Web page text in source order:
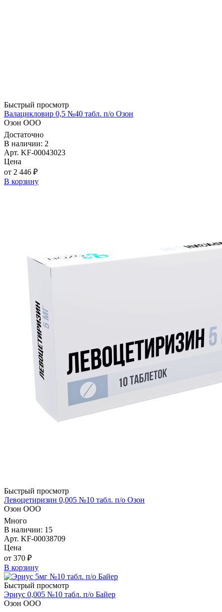
Быстрый просмотр
Валацикловир 0,5 №40 табл. п/о Озон
Озон ООО
Достаточно
В наличии: 2
Арт. KF-00043023
Цена
от 2 446 ₽
В корзину
Быстрый просмотр
Левоцетиризин 0,005 №10 табл. п/о Озон
Озон ООО
Много
В наличии: 15
Арт. KF-00038709
Цена
от 370 ₽
В корзину
Быстрый просмотр
Эриус 0,005 №10 табл. п/о Байер
Озон ООО